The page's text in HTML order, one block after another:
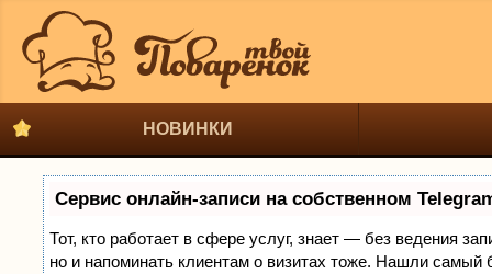
НОВИНКИ
Сервис онлайн-записи на собственном
Тот, кто работает в сфере услуг, знает — без ведения
но и напоминать клиентам о визитах тоже. Нашли